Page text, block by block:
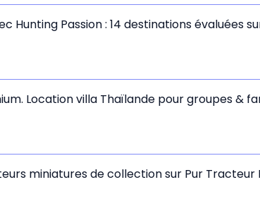
Passion : 14 destinations évaluées
Location villa Thaïlande pour groupes &
miniatures de collection sur Pur Tracteur